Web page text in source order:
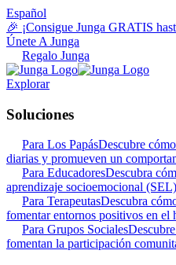
Español
🎉 ¡Consigue Junga GRATIS
Únete A Junga
Regalo Junga
Explorar
Soluciones
Para Los PapásDescubre
diarias y promueven un
Para EducadoresDescubra
aprendizaje socioemocional
Para TerapeutasDescubra
fomentar entornos positivos en el
Para Grupos Sociales
fomentan la participación